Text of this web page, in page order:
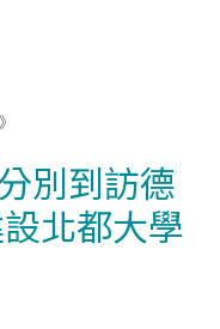
別到訪德
北都大學